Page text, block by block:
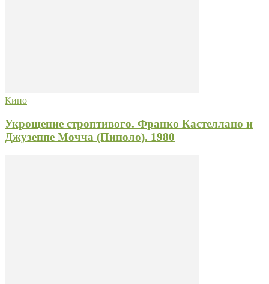
Кино
Укрощение строптивого. Франко Кастеллано и
Джузеппе Мочча (Пиполо). 1980